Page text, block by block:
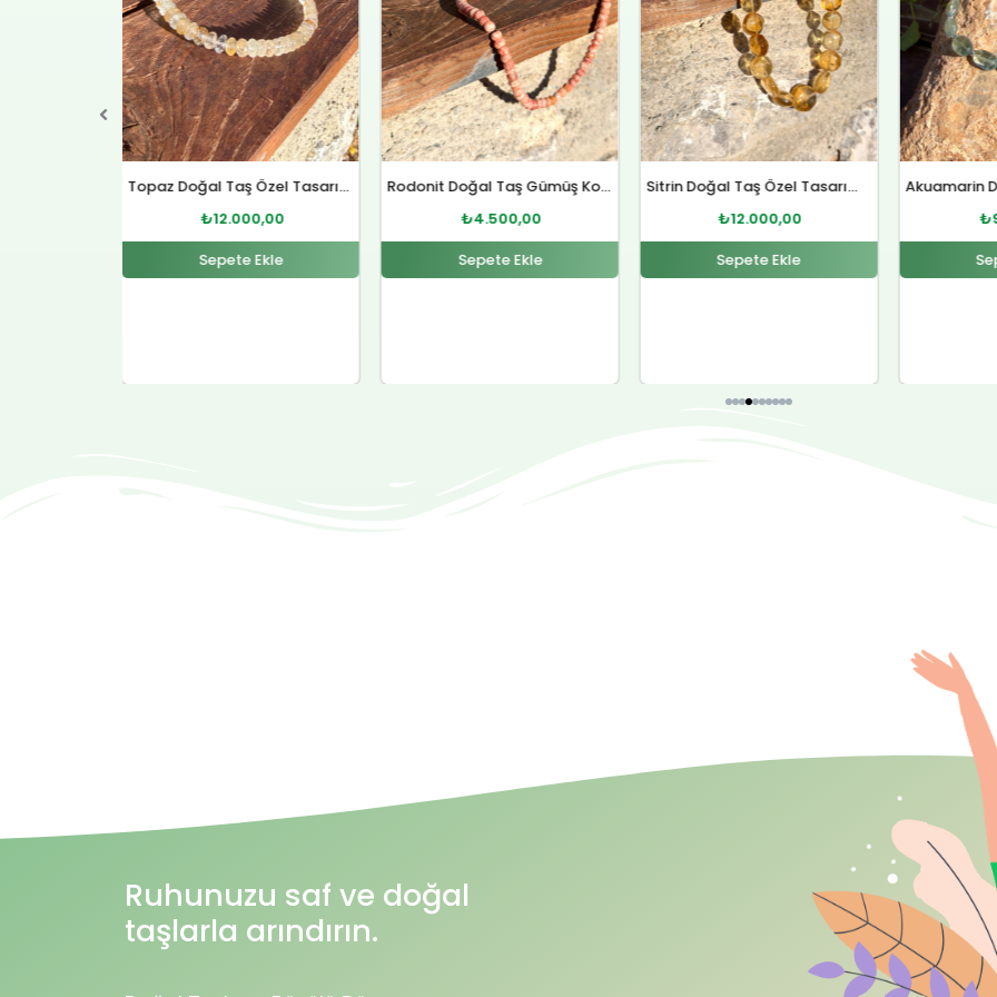
Rodonit Doğal Taş Gümüş Kolye
₺4.500,00
Sepete Ekle
Sitrin Doğal Taş Özel Tasarım Gümüş Kolye
₺12.000,00
Sepete Ekle
Akuamarin Doğal Taş Özel Tasarım Gümüş Bileklik
₺9.000,00
Sepete Ekle
Ruhunuzu saf ve doğal
taşlarla arındırın.